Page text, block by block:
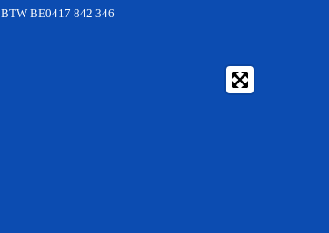
BTW BE0417 842 346